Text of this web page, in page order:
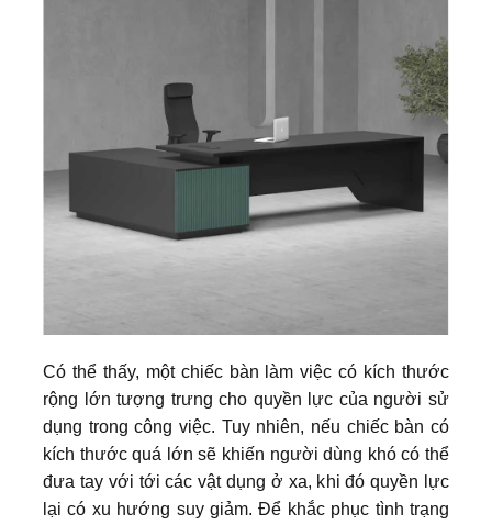
Có thể thấy, một chiếc bàn làm việc có kích thước
rộng lớn tượng trưng cho quyền lực của người sử
dụng trong công việc. Tuy nhiên, nếu chiếc bàn có
kích thước quá lớn sẽ khiến người dùng khó có thể
đưa tay với tới các vật dụng ở xa, khi đó quyền lực
lại có xu hướng suy giảm. Để khắc phục tình trạng